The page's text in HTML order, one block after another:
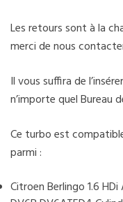
Les retours sont à la
merci de nous
Il vous suffira de
n’importe quel Bureau
Ce turbo est
parmi :
Citroen Berlingo 1.6